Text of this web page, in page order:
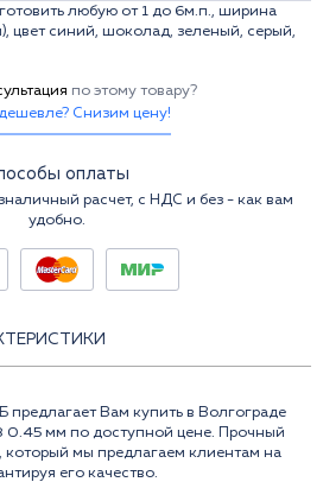
любую от 1 до 6м.п., ширина
цвет синий, шоколад, зеленый, серый,
по этому товару?
Снизим цену!
оплаты
расчет, с НДС и без - как вам
удобно.
Вам купить в Волгограде
0.45 мм по доступной цене. Прочный
который мы предлагаем клиентам на
его качество.